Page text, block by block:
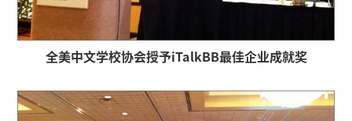
全美中文学校协会授予iTalkBB最佳企业成就奖